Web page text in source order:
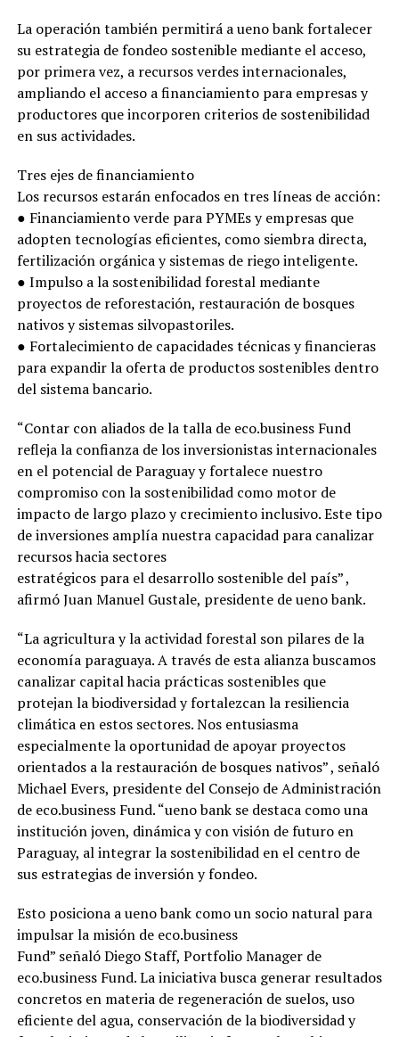
La operación también permitirá a ueno bank fortalecer
su estrategia de fondeo sostenible mediante el acceso,
por primera vez, a recursos verdes internacionales,
ampliando el acceso a financiamiento para empresas y
productores que incorporen criterios de sostenibilidad
en sus actividades.
Tres ejes de financiamiento
Los recursos estarán enfocados en tres líneas de acción:
● Financiamiento verde para PYMEs y empresas que
adopten tecnologías eficientes, como siembra directa,
fertilización orgánica y sistemas de riego inteligente.
● Impulso a la sostenibilidad forestal mediante
proyectos de reforestación, restauración de bosques
nativos y sistemas silvopastoriles.
● Fortalecimiento de capacidades técnicas y financieras
para expandir la oferta de productos sostenibles dentro
del sistema bancario.
“Contar con aliados de la talla de eco.business Fund
refleja la confianza de los inversionistas internacionales
en el potencial de Paraguay y fortalece nuestro
compromiso con la sostenibilidad como motor de
impacto de largo plazo y crecimiento inclusivo. Este tipo
de inversiones amplía nuestra capacidad para canalizar
recursos hacia sectores
estratégicos para el desarrollo sostenible del país” ,
afirmó Juan Manuel Gustale, presidente de ueno bank.
“La agricultura y la actividad forestal son pilares de la
economía paraguaya. A través de esta alianza buscamos
canalizar capital hacia prácticas sostenibles que
protejan la biodiversidad y fortalezcan la resiliencia
climática en estos sectores. Nos entusiasma
especialmente la oportunidad de apoyar proyectos
orientados a la restauración de bosques nativos” , señaló
Michael Evers, presidente del Consejo de Administración
de eco.business Fund. “ueno bank se destaca como una
institución joven, dinámica y con visión de futuro en
Paraguay, al integrar la sostenibilidad en el centro de
sus estrategias de inversión y fondeo.
Esto posiciona a ueno bank como un socio natural para
impulsar la misión de eco.business
Fund” señaló Diego Staff, Portfolio Manager de
eco.business Fund. La iniciativa busca generar resultados
concretos en materia de regeneración de suelos, uso
eficiente del agua, conservación de la biodiversidad y